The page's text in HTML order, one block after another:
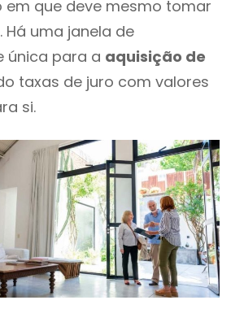
em que deve mesmo tomar
Há uma janela de
única para a aquisição de
taxas de juro com valores
si.